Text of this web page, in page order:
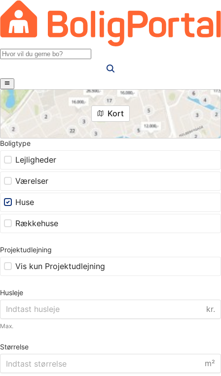
Kort
Boligtype
Lejligheder
Værelser
Huse
Rækkehuse
Projektudlejning
Vis kun Projektudlejning
Husleje
kr.
Max.
Størrelse
m²